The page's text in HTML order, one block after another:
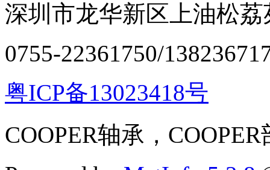
深圳市龙华新区上油松
0755-22361750/
粤ICP备13023418号
COOPER轴承，